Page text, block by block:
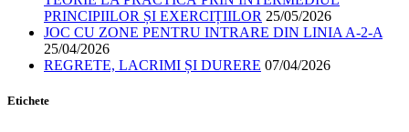
PRINCIPIILOR ȘI EXERCIȚIILOR 25/05/2026
JOC CU ZONE PENTRU INTRARE DIN LINIA A-2-A
25/04/2026
REGRETE, LACRIMI ȘI DURERE 07/04/2026
Etichete